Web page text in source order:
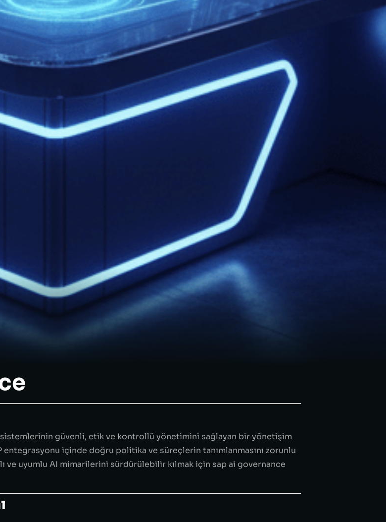
sistemlerinin güvenli, etik ve kontrollü yönetimini sağlayan bir yönetişim
içinde doğru politika ve süreçlerin tanımlanmasını zorunlu
ve uyumlu AI mimarilerini sürdürülebilir kılmak için sap ai governance
yapay zeka algoritmalarının tasarımdan üretime kadar izlenebilir,